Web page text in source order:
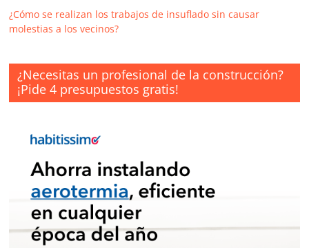
¿Cómo se realizan los trabajos de insuflado sin causar
molestias a los vecinos?
¿Necesitas un profesional de la construcción?
¡Pide 4 presupuestos gratis!